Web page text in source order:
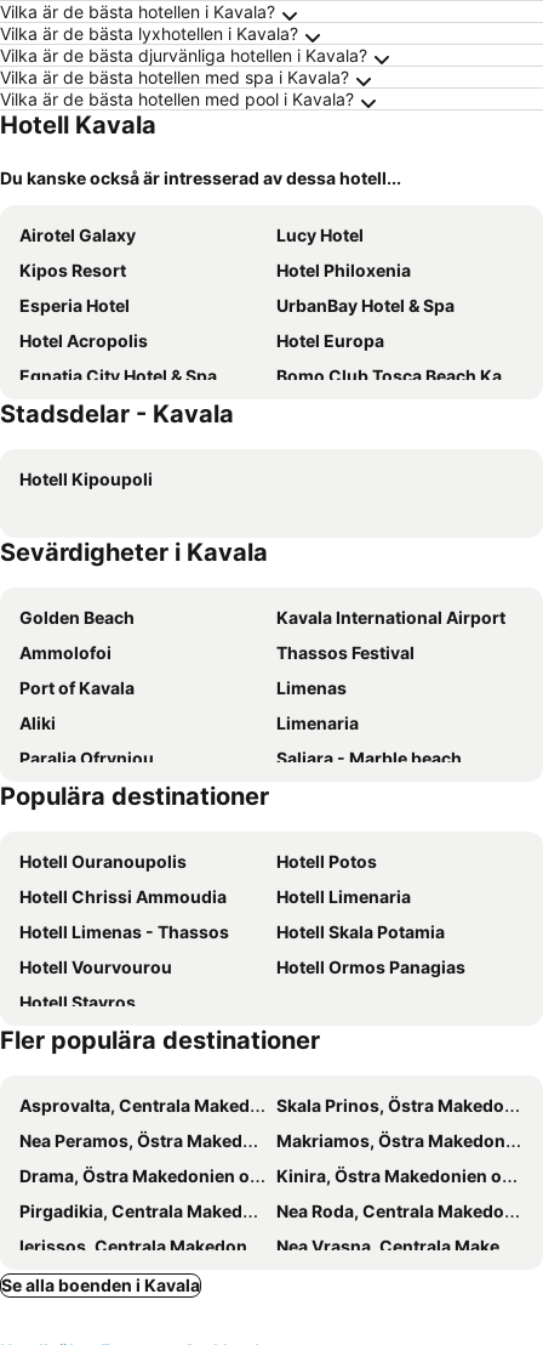
Vilka är de bästa hotellen i Kavala?
Vilka är de bästa lyxhotellen i Kavala?
Vilka är de bästa djurvänliga hotellen i Kavala?
Vilka är de bästa hotellen med spa i Kavala?
Vilka är de bästa hotellen med pool i Kavala?
Hotell Kavala
Du kanske också är intresserad av dessa hotell...
Airotel Galaxy
Lucy Hotel
Kipos Resort
Hotel Philoxenia
Esperia Hotel
UrbanBay Hotel & Spa
Hotel Acropolis
Hotel Europa
Egnatia City Hotel & Spa
Bomo Club Tosca Beach Kavala
Akti Hotel Kavala
Bellevue Homes
Oceanis Hotel
Villa Nickolas
Porto Palio
Iraklitsa Beach
Hotel Mira Mare
Plage Hotel
Senso Suites
Stadsdelar - Kavala
Hotell Kipoupoli
Sevärdigheter i Kavala
Golden Beach
Kavala International Airport
Ammolofoi
Thassos Festival
Port of Kavala
Limenas
Aliki
Limenaria
Paralia Ofryniou
Saliara - Marble beach
Limenaria
Myrovolos
Perigiali beach
Nea Iraklitsa
Traditional Settlement of Theologos
Rapsani
Kipoupoli
5ο Wood Water Wild festival
Emporiko Kentro Kavalas
Municipal Garden
Limanaki Sfageion
Agios Giannis
Maggana
Trypiti
Pilima Tavern
Kazaviti
Naos Agiou Georgiou
Skala Marion
Populära destinationer
Hotell Ouranoupolis
Hotell Potos
Hotell Chrissi Ammoudia
Hotell Limenaria
Hotell Limenas - Thassos
Hotell Skala Potamia
Hotell Vourvourou
Hotell Ormos Panagias
Hotell Stavros
Fler populära destinationer
Asprovalta, Centrala Makedonien Hotell
Skala Prinos, Östra Makedonien och Thrace Hotell
Nea Peramos, Östra Makedonien och Thrace Hotell
Makriamos, Östra Makedonien och Thrace Hotell
Drama, Östra Makedonien och Thrace Hotell
Kinira, Östra Makedonien och Thrace Hotell
Pirgadikia, Centrala Makedonien Hotell
Nea Roda, Centrala Makedonien Hotell
Ierissos, Centrala Makedonien Hotell
Nea Vrasna, Centrala Makedonien Hotell
Keramoti, Östra Makedonien och Thrace Hotell
Se alla boenden i Kavala